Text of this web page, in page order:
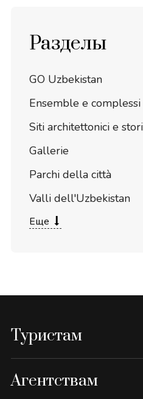
Разделы
GO Uzbekistan
Ensemble e complessi
Siti architettonici e
Gallerie
Parchi della città
Valli dell'Uzbekistan
Еще
Туристам
Агентствам